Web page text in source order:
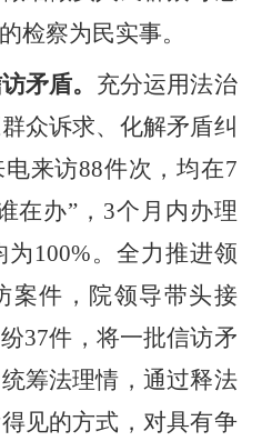
检察为民实事。
矛盾。 充分运用法治
众诉求、化解矛盾纠
电来访88件次，均在7
在办” ， 3个月内办理
为 100%。全力推进领
案件，院领导带头接
37件，将一批信访矛
筹法理情，通过释法
见的方式，对具有争